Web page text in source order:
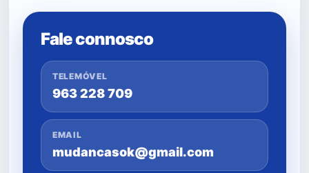
Fale connosco
TELEMÓVEL
963 228 709
EMAIL
mudancasok@gmail.com